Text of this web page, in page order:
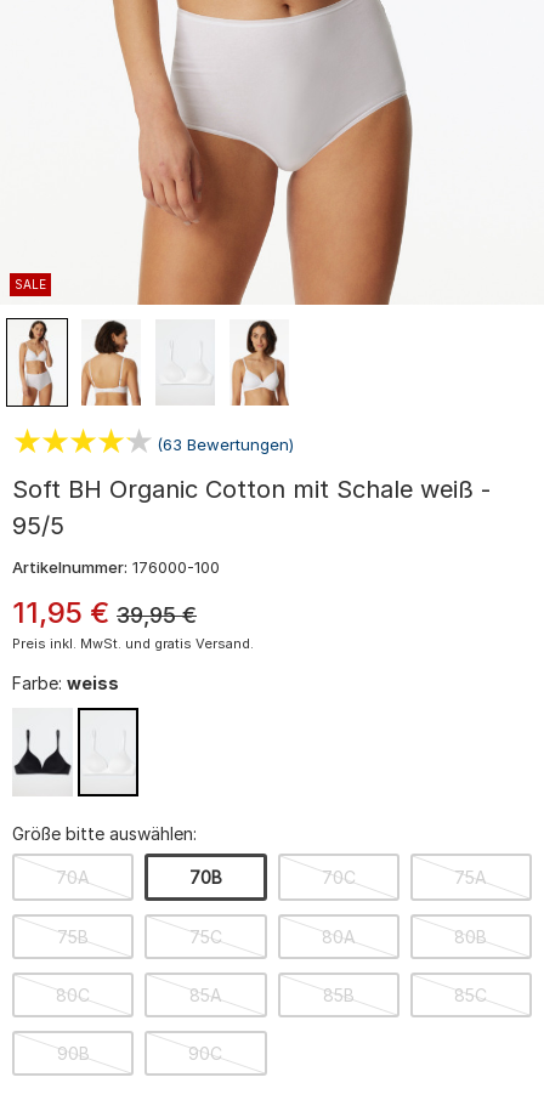
SALE
(63 Bewertungen)
Soft BH Organic Cotton mit Schale weiß -
95/5
Artikelnummer: 176000-100
11,95 € 39,95 €
Preis inkl. MwSt. und gratis Versand.
Farbe: weiss
Größe bitte auswählen:
70A 70B 70C 75A
75B 75C 80A 80B
80C 85A 85B 85C
90B 90C